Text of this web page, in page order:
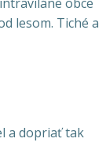
lesom. Tiché a
a dopriať tak